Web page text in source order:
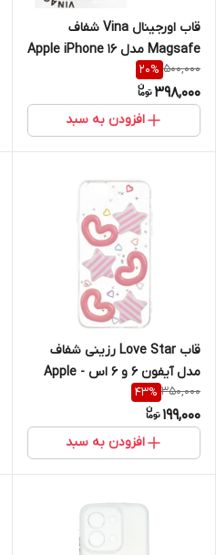
قاب اورجینال Vina شفاف
Magsafe مدل Apple iPhone 16
Pro
500,000
20%
398,000
افزودن به سبد
قاب Love Star رزینی شفاف
مدل آیفون 6 و 6 اس - Apple
iPhone 6 / iPhone 6s
350,000
43%
199,000
افزودن به سبد